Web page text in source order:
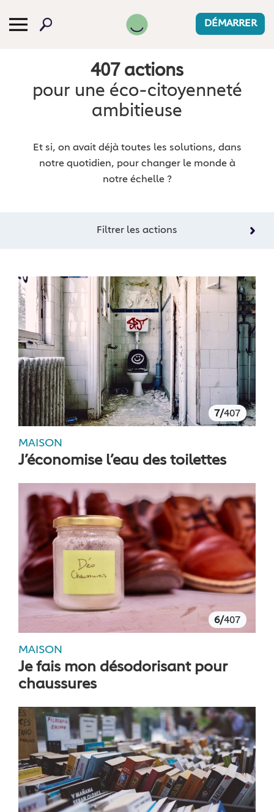
DÉMARRER
407 actions
pour une éco⁠-⁠citoyenneté
ambitieuse
Et si, on avait déjà toutes les solutions, dans
notre quotidien, pour changer le monde à
notre échelle ?
Filtrer les actions
7/407
MAISON
J’économise l’eau des toilettes
6/407
MAISON
Je fais mon désodorisant pour
chaussures